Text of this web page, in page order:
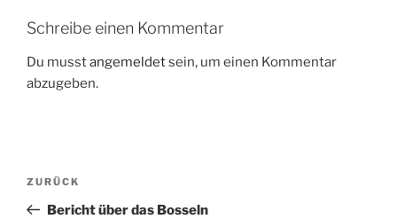
Schreibe einen Kommentar
Du musstangemeldetsein, um einen Kommentar
abzugeben.
Beitragsnavigation
Vorheriger
Beitrag
ZURÜCK
Bericht über das Bosseln